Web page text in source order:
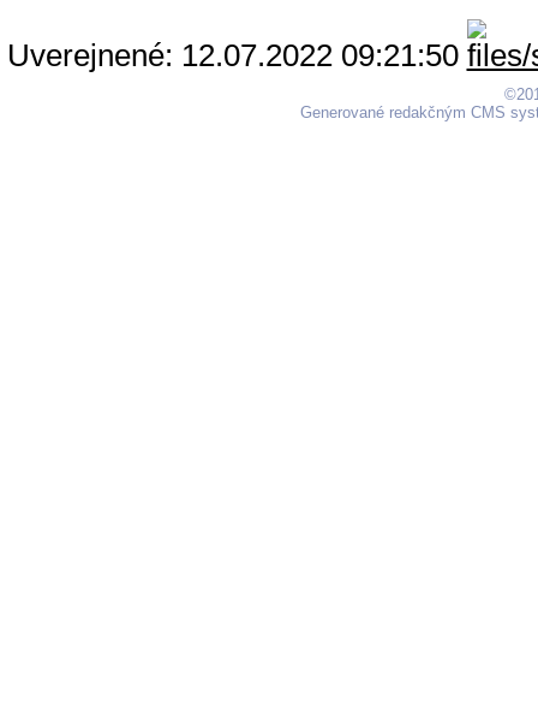
Uverejnené: 12.07.2022 09:21:50
Generované redakčným CMS